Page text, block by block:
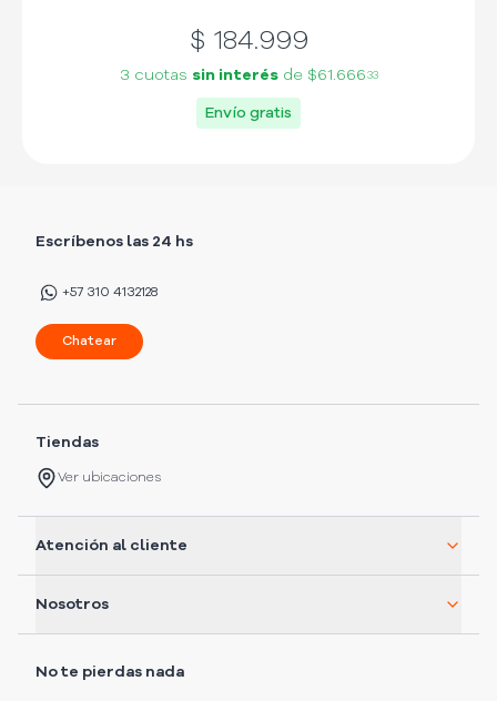
$ 184.999
3 cuotas sin interésde $61.666 33
Envío gratis
Escríbenos las 24 hs
+57 310 4132128
Chatear
Tiendas
Ver ubicaciones
Atención al cliente
Nosotros
No te pierdas nada